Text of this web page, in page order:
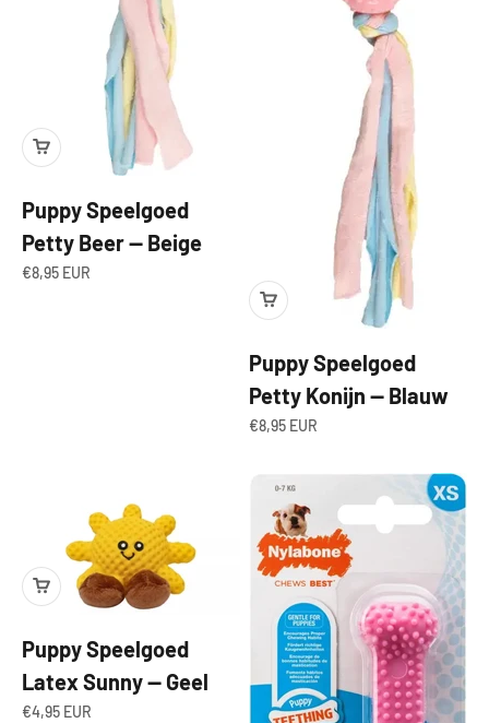
Puppy Speelgoed
Petty Beer — Beige
Angebot
€8,95 EUR
Puppy Speelgoed
Petty Konijn — Blauw
Angebot
€8,95 EUR
Puppy Speelgoed
Latex Sunny — Geel
Angebot
€4,95 EUR